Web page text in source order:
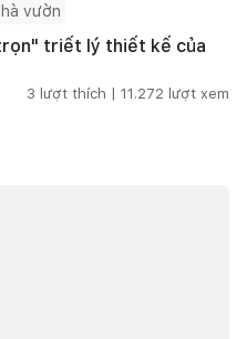
vườn
triết lý thiết kế của
3 lượt thích | 11.272 lượt xem